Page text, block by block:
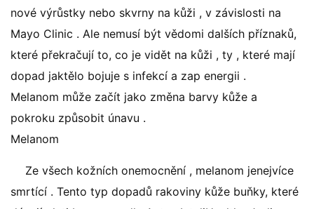
nové výrůstky nebo skvrny na kůži , v závislosti na
Mayo Clinic . Ale nemusí být vědomi dalších příznaků,
které překračují to, co je vidět na kůži , ty , které mají
dopad jaktělo bojuje s infekcí a zap energii .
Melanom může začít jako změna barvy kůže a
pokroku způsobit únavu .
Melanom
Ze všech kožních onemocnění , melanom jenejvíce
smrtící . Tento typ dopadů rakoviny kůže buňky, které